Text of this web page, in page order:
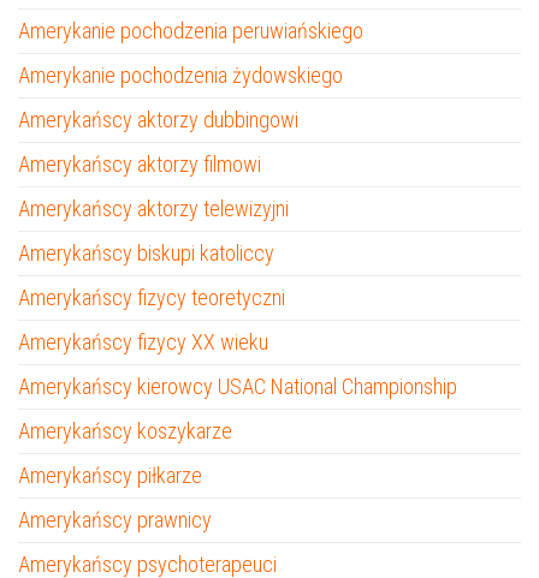
Amerykanie pochodzenia peruwiańskiego
Amerykanie pochodzenia żydowskiego
Amerykańscy aktorzy dubbingowi
Amerykańscy aktorzy filmowi
Amerykańscy aktorzy telewizyjni
Amerykańscy biskupi katoliccy
Amerykańscy fizycy teoretyczni
Amerykańscy fizycy XX wieku
Amerykańscy kierowcy USAC National Championship
Amerykańscy koszykarze
Amerykańscy piłkarze
Amerykańscy prawnicy
Amerykańscy psychoterapeuci